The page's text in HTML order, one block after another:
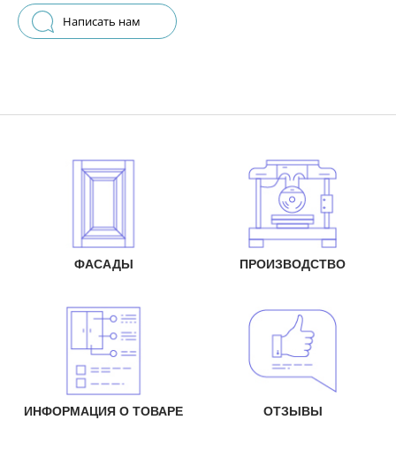
Написать нам
ФАСАДЫ ПРОИЗВОДСТВО
ИНФОРМАЦИЯ О ТОВАРЕ ОТЗЫВЫ